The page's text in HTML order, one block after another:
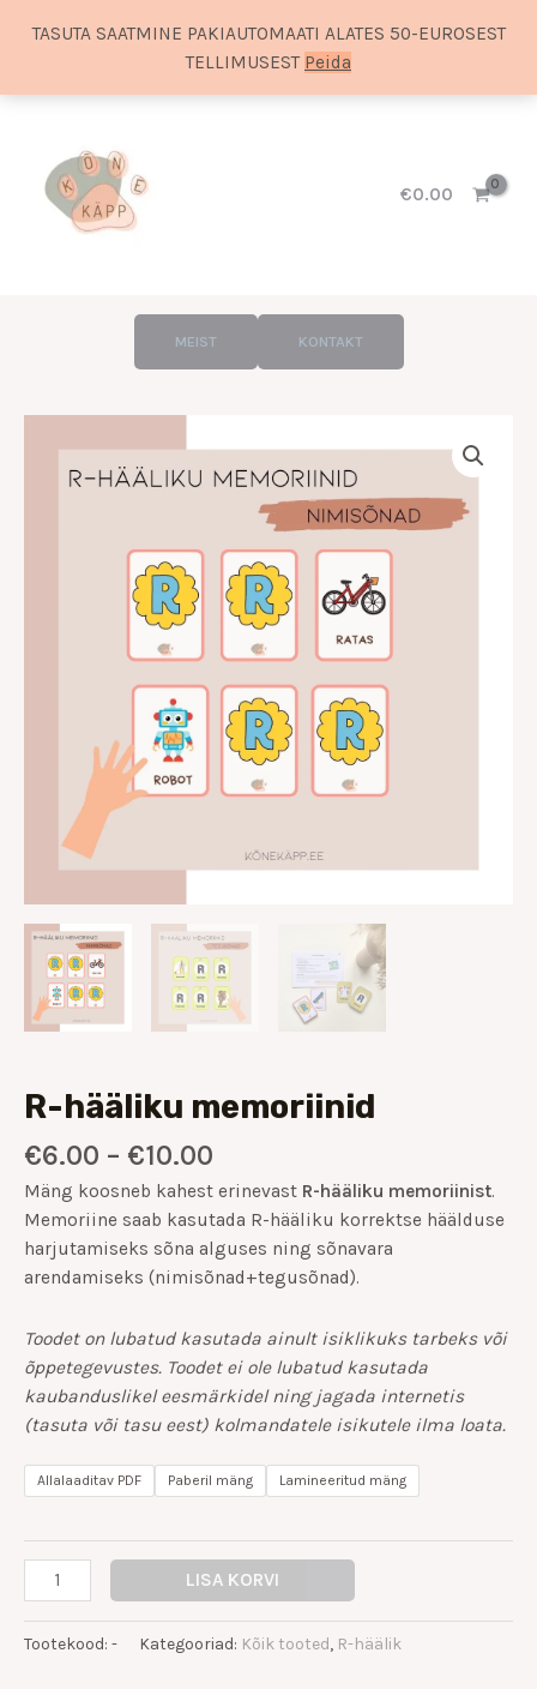
TASUTA SAATMINE PAKIAUTOMAATI ALATES 50-EUROSEST
TELLIMUSEST Peida
content
€0.00
MEIST KONTAKT
R-hääliku memoriinid
€6.00 – €10.00
€6.00
kuni
€10.00
Mäng koosneb kahest erinevast R-hääliku memoriinist.
Memoriine saab kasutada R-hääliku korrektse häälduse
harjutamiseks sõna alguses ning sõnavara
arendamiseks (nimisõnad+tegusõnad).
Toodet on lubatud kasutada ainult isiklikuks tarbeks või
õppetegevustes. Toodet ei ole lubatud kasutada
kaubanduslikel eesmärkidel ning jagada internetis
(tasuta või tasu eest) kolmandatele isikutele ilma loata.
Allalaaditav PDF Paberil mäng Lamineeritud mäng
memoriinid
LISA KORVI
Tootekood: - Kategooriad: Kõik tooted, R-häälik